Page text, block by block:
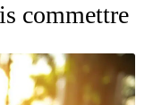
commettre